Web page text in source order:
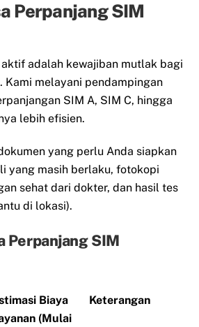
Perpanjang SIM
adalah kewajiban mutlak bagi
Kami melayani pendampingan
SIM A, SIM C, hingga
lebih efisien.
yang perlu Anda siapkan
yang masih berlaku, fotokopi
sehat dari dokter, dan hasil tes
di lokasi).
Perpanjang SIM
Biaya
(Mulai
Keterangan